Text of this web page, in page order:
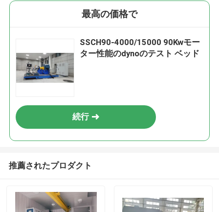
最高の価格で
SSCH90-4000/15000 90Kwモー
ター性能のdynoのテスト ベッド
続行
推薦されたプロダクト